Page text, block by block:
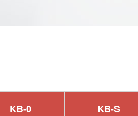
KB-0 KB-S